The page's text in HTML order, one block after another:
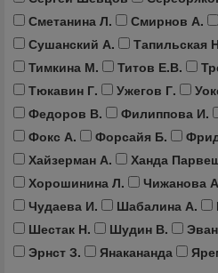
Сметанина Л.
Смирнов А.
Сушанский А.
Тапильская
Тимкина М.
Титов Е.В.
Тюкавин Г.
Ужегов Г.
Федоров В.
Филиппова И.
Фокс А.
Форсайя Б.
Хайзерман А.
Ханда
Хорошинина Л.
Чижанова
Чудаева И.
Шабалина А.
Шестак Н.
Шудин В.
Эрнст З.
Янакананда